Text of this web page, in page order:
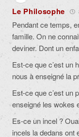
Le Philosophe
Pendant ce temps,
famille. On ne
deviner. Dont un
Est-ce que c’est un
nous à enseigné la
Est-ce que c’est un
enseigné les wokes
Es-ce un incel ?
incels la dedans ont